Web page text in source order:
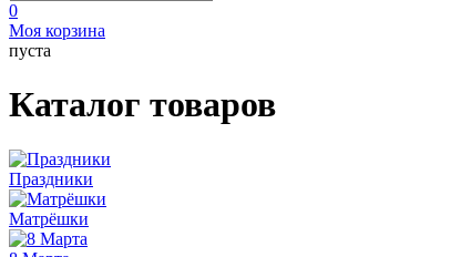
0
Моя корзина
пуста
Каталог товаров
Праздники
Матрёшки